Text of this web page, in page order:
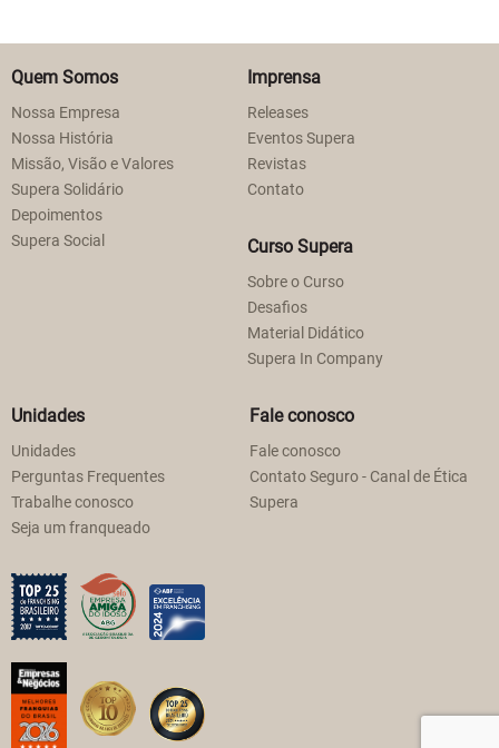
Quem Somos
Nossa Empresa
Nossa História
Missão, Visão e Valores
Supera Solidário
Depoimentos
Supera Social
Imprensa
Releases
Eventos Supera
Revistas
Contato
Curso Supera
Sobre o Curso
Desafios
Material Didático
Supera In Company
Unidades
Unidades
Perguntas Frequentes
Trabalhe conosco
Seja um franqueado
Fale conosco
Fale conosco
Contato Seguro - Canal de Ética
Supera